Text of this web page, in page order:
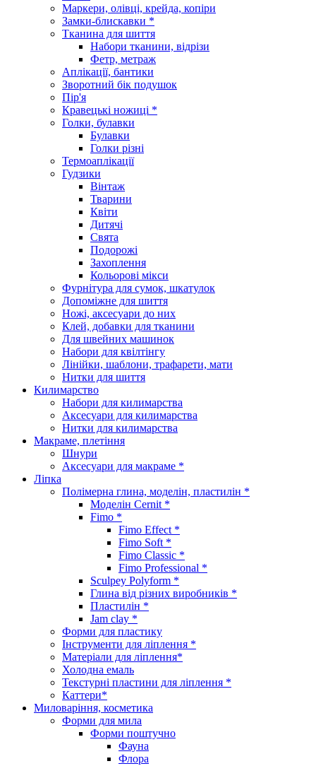
Маркери, олівці, крейда, копіри
Замки-блискавки *
Тканина для шиття
Набори тканини, відрізи
Фетр, метраж
Аплікації, бантики
Зворотний бік подушок
Пір'я
Кравецькі ножиці *
Голки, булавки
Булавки
Голки різні
Термоаплікації
Гудзики
Вінтаж
Тварини
Квіти
Дитячі
Свята
Подорожі
Захоплення
Кольорові мікси
Фурнітура для сумок, шкатулок
Допоміжне для шиття
Ножі, аксесуари до них
Клей, добавки для тканини
Для швейних машинок
Набори для квілтінгу
Лінійки, шаблони, трафарети, мати
Нитки для шиття
Килимарство
Набори для килимарства
Аксесуари для килимарства
Нитки для килимарства
Макраме, плетіння
Шнури
Аксесуари для макраме *
Ліпка
Полімерна глина, моделін, пластилін *
Моделін Cernit *
Fimo *
Fimo Effect *
Fimo Soft *
Fimo Classic *
Fimo Professional *
Sculpey Polyform *
Глина від різних виробників *
Пластилін *
Jam clay *
Форми для пластику
Інструменти для ліплення *
Матеріали для ліплення*
Холодна емаль
Текстурні пластини для ліплення *
Каттери*
Миловаріння, косметика
Форми для мила
Форми поштучно
Фауна
Флора